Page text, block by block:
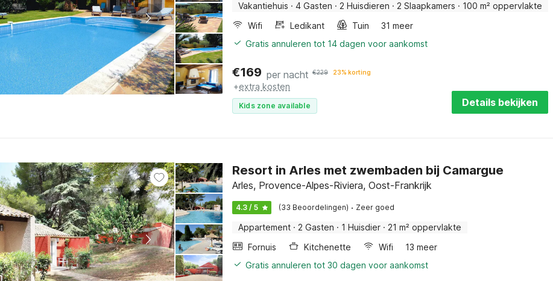
Vakantiehuis · 4 Gasten · 2 Huisdieren · 2 Slaapkamers · 100 m² oppervlakte
Wifi
Ledikant Tuin
31 meer
Gratis annuleren tot 14 dagen voor aankomst
€169 per nacht €229 23% korting
+extra kosten
Kids zone available Details bekijken
Resort in Arles met zwembaden bij Camargue
Arles, Provence-Alpes-Riviera, Oost-Frankrijk
4.3 / 5 (33 Beoordelingen) · Zeer goed
Appartement · 2 Gasten · 1 Huisdier · 21 m² oppervlakte
Fornuis
Kitchenette Wifi
13 meer
Gratis annuleren tot 30 dagen voor aankomst